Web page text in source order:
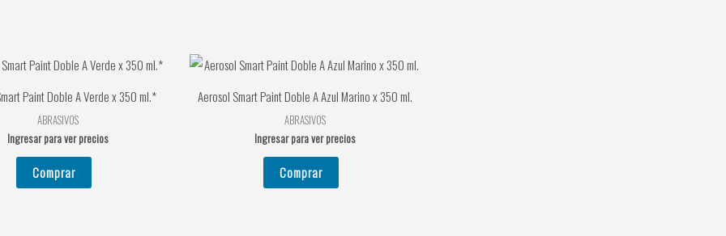
Paint Doble A Verde x 350 ml.*
ABRASIVOS
Ingresar para ver precios
Comprar
Aerosol Smart Paint Doble A Azul Marino x 350 ml.
ABRASIVOS
Ingresar para ver precios
Comprar